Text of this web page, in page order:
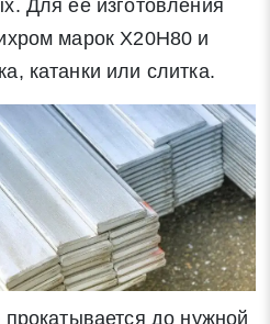
Для ее изготовления
марок Х20Н80 и
катанки или слитка.
прокатывается до нужной
звонок
Закрыть